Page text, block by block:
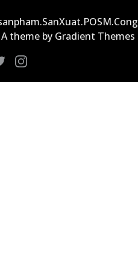
theme by Gradient